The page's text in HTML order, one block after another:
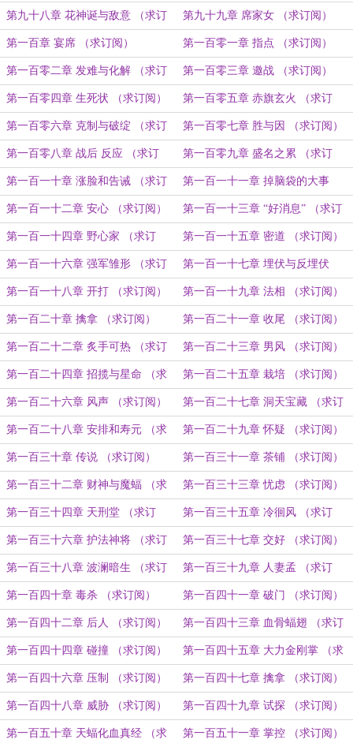
阅）
第九十八章 花神诞与敌意 （求订
阅）
第九十九章 席家女 （求订阅）
第一百章 宴席 （求订阅） 第一百零一章 指点 （求订阅）
第一百零二章 发难与化解 （求订
阅）
第一百零三章 邀战 （求订阅）
第一百零四章 生死状 （求订阅） 第一百零五章 赤旗玄火 （求订
阅）
第一百零六章 克制与破绽 （求订
阅）
第一百零七章 胜与因 （求订阅）
第一百零八章 战后 反应 （求订
阅）
第一百零九章 盛名之累 （求订
阅）
第一百一十章 涨脸和告诫 （求订
阅）
第一百一十一章 掉脑袋的大事
（求订阅）
第一百一十二章 安心 （求订阅） 第一百一十三章 “好消息” （求订
阅）
第一百一十四章 野心家 （求订
阅）
第一百一十五章 密道 （求订阅）
第一百一十六章 强军雏形 （求订
阅）
第一百一十七章 埋伏与反埋伏
（求订阅）
第一百一十八章 开打 （求订阅） 第一百一十九章 法相 （求订阅）
第一百二十章 擒拿 （求订阅） 第一百二十一章 收尾 （求订阅）
第一百二十二章 炙手可热 （求订
阅）
第一百二十三章 男风 （求订阅）
第一百二十四章 招揽与星命 （求
订阅）
第一百二十五章 栽培 （求订阅）
第一百二十六章 风声 （求订阅） 第一百二十七章 洞天宝藏 （求订
阅）
第一百二十八章 安排和寿元 （求
订阅）
第一百二十九章 怀疑 （求订阅）
第一百三十章 传说 （求订阅） 第一百三十一章 茶铺 （求订阅）
第一百三十二章 财神与魔蝠 （求
订阅）
第一百三十三章 忧虑 （求订阅）
第一百三十四章 天刑堂 （求订
阅）
第一百三十五章 冷徊风 （求订
阅）
第一百三十六章 护法神将 （求订
阅）
第一百三十七章 交好 （求订阅）
第一百三十八章 波澜暗生 （求订
阅+）
第一百三十九章 人妻孟 （求订
阅）
第一百四十章 毒杀 （求订阅） 第一百四十一章 破门 （求订阅）
第一百四十二章 后人 （求订阅） 第一百四十三章 血骨蝠翅 （求订
阅）
第一百四十四章 碰撞 （求订阅） 第一百四十五章 大力金刚掌 （求
订阅）
第一百四十六章 压制 （求订阅） 第一百四十七章 擒拿 （求订阅）
第一百四十八章 威胁 （求订阅） 第一百四十九章 试探 （求订阅）
第一百五十章 天蝠化血真经 （求 第一百五十一章 掌控 （求订阅）